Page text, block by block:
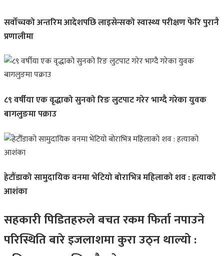
सर्वोच्चको अन्तरिम आदेशपछि लाइसेन्सको स्वास्थ्य परीक्षण फेरि पुरानै
प्रणालीमा
८९ वर्षीया एक वृद्धाको सुनको रिङ लुटपाट गरेर भाग्दै गरेका युवक
बागलुङमा पक्राउ
हेटौँडाको सामुदायिक वनमा भेटियो बोराभित्र महिलाको शव : हत्याको
आशंका
सहकारी पिडितहरुले बचत रकम फिर्ता नपाउने
परिस्थिति बारे इजलाशमा कुरा उठ्न थाल्यो :